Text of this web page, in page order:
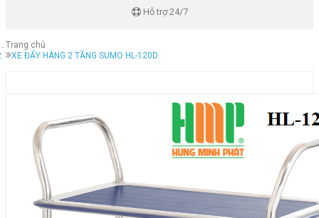
Hỗ trợ 24/7
Trang chủ
XE ĐẨY HÀNG 2 TẦNG SUMO HL-120D